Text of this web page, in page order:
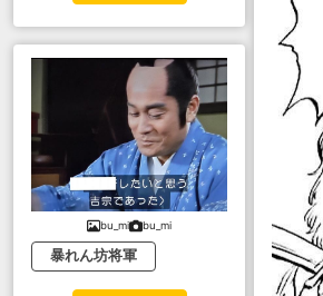
bu_mi bu_mi
暴れん坊将軍